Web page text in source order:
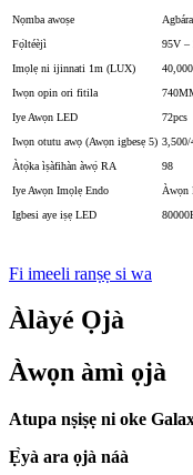
Nọmba awoṣe
Fọ́ltéèjì
95V –
Imọlẹ ni ijinnati 1m (LUX)
Iwọn opin ori fitila
Iye Awọn LED
72pcs
Iwọn otutu awọ (Awọn igbesẹ 5) 3,500/
Àtọ́ka ìṣàfihàn àwọ̀ RA
98
Iye Awọn Imọlẹ Endo
Àwọn
Igbesi aye iṣẹ LED
Fi imeeli ranṣẹ si wa
Àlàyé Ọjà
Àwọn àmì ọjà
Atupa nṣiṣẹ ni oke
Ẹ̀yà ara ọjà náà